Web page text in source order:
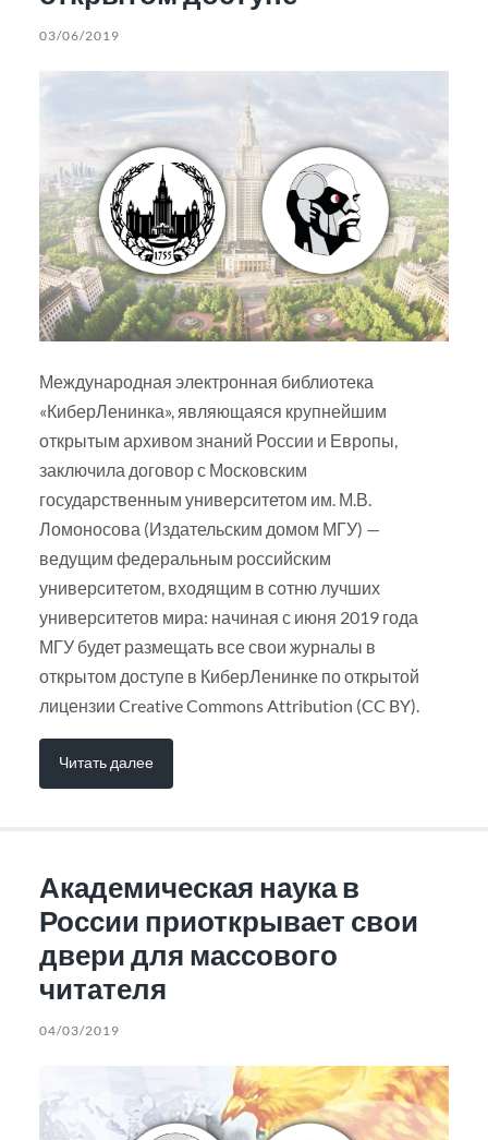
03/06/2019
Международная электронная библиотека
«КиберЛенинка», являющаяся крупнейшим
открытым архивом знаний России и Европы,
заключила договор с Московским
государственным университетом им. М.В.
Ломоносова (Издательским домом МГУ) —
ведущим федеральным российским
университетом, входящим в сотню лучших
университетов мира: начиная с июня 2019 года
МГУ будет размещать все свои журналы в
открытом доступе в КиберЛенинке по открытой
лицензии Creative Commons Attribution (CC BY).
Читать далее
Академическая наука в
России приоткрывает свои
двери для массового
читателя
04/03/2019